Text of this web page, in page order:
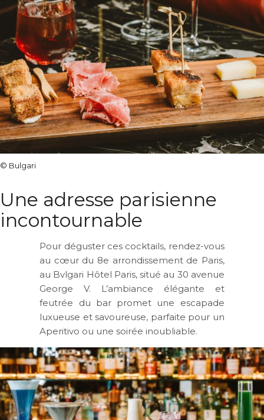
© Bulgari
Une adresse parisienne
incontournable
Pour déguster ces cocktails, rendez-vous
au cœur du 8e arrondissement de Paris,
au Bvlgari Hôtel Paris, situé au 30 avenue
George V. L’ambiance élégante et
feutrée du bar promet une escapade
luxueuse et savoureuse, parfaite pour un
Aperitivo ou une soirée inoubliable.